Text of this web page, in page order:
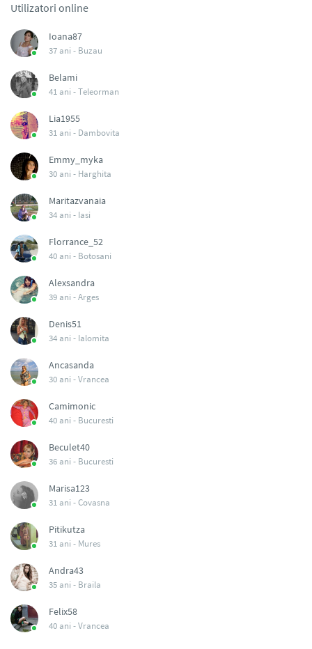
Utilizatori online
Ioana87
37 ani - Buzau
Belami
41 ani -Teleorman
Lia1955
31 ani - Dambovita
Emmy_myka
30 ani - Harghita
Maritazvanaia
34 ani - Iasi
Florrance_52
40 ani - Botosani
Alexsandra
39 ani -Arges
Denis51
34 ani - Ialomita
Ancasanda
30 ani -Vrancea
Camimonic
40 ani - Bucuresti
Beculet40
36 ani - Bucuresti
Marisa123
31 ani -Covasna
Pitikutza
31 ani - Mures
Andra43
35 ani - Braila
Felix58
40 ani -Vrancea